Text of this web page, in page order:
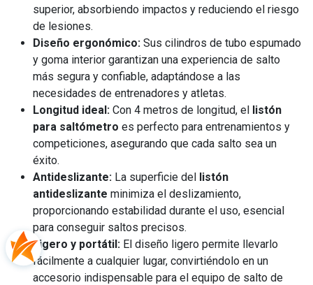
superior, absorbiendo impactos y reduciendo el riesgo
de lesiones.
Diseño ergonómico: Sus cilindros de tubo espumado
y goma interior garantizan una experiencia de salto
más segura y confiable, adaptándose a las
necesidades de entrenadores y atletas.
Longitud ideal: Con 4 metros de longitud, el listón
para saltómetro es perfecto para entrenamientos y
competiciones, asegurando que cada salto sea un
éxito.
Antideslizante: La superficie del listón
antideslizante minimiza el deslizamiento,
proporcionando estabilidad durante el uso, esencial
para conseguir saltos precisos.
Ligero y portátil: El diseño ligero permite llevarlo
fácilmente a cualquier lugar, convirtiéndolo en un
accesorio indispensable para el equipo de salto de